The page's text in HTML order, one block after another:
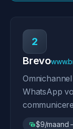
2
Brevo
WhatsApp
$9/maand